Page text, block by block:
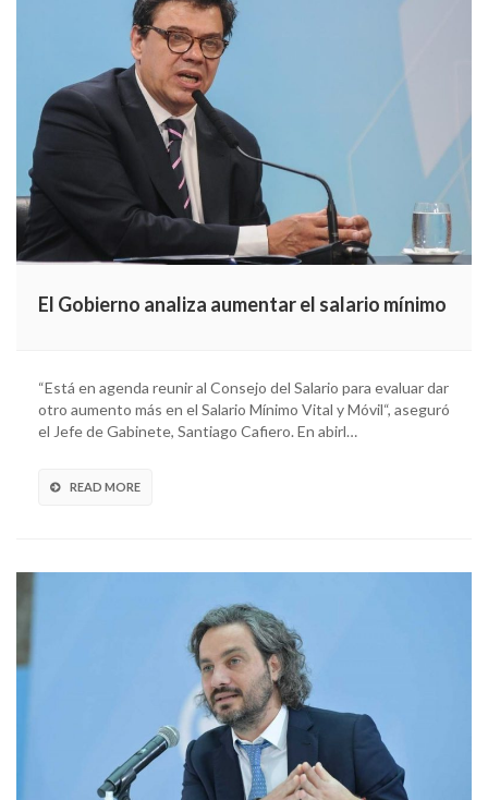
El Gobierno analiza aumentar el salario mínimo
“Está en agenda reunir al Consejo del Salario para evaluar dar
otro aumento más en el Salario Mínimo Vital y Móvil“, aseguró
el Jefe de Gabinete, Santiago Cafiero. En abirl…
READ MORE